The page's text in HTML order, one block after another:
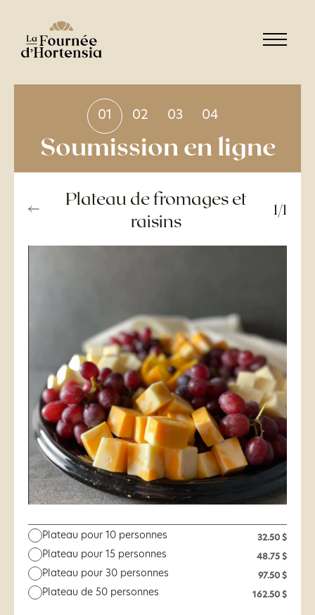
01 02 03 04
Soumission en ligne
Plateau de fromages et
raisins
1/1
Plateau pour 10 personnes 32.50 $
Plateau pour 15 personnes 48.75 $
Plateau pour 30 personnes 97.50 $
Plateau de 50 personnes 162.50 $